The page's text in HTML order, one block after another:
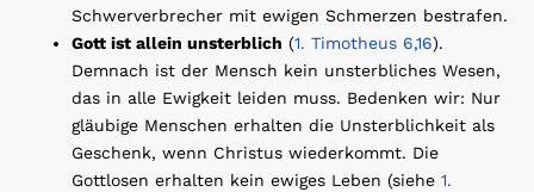
Schwerverbrecher mit ewigen Schmerzen bestrafen.
Gott ist allein unsterblich (1. Timotheus 6,16).
Demnach ist der Mensch kein unsterbliches Wesen,
das in alle Ewigkeit leiden muss. Bedenken wir: Nur
gläubige Menschen erhalten die Unsterblichkeit als
Geschenk, wenn Christus wiederkommt. Die
Gottlosen erhalten kein ewiges Leben (siehe 1.